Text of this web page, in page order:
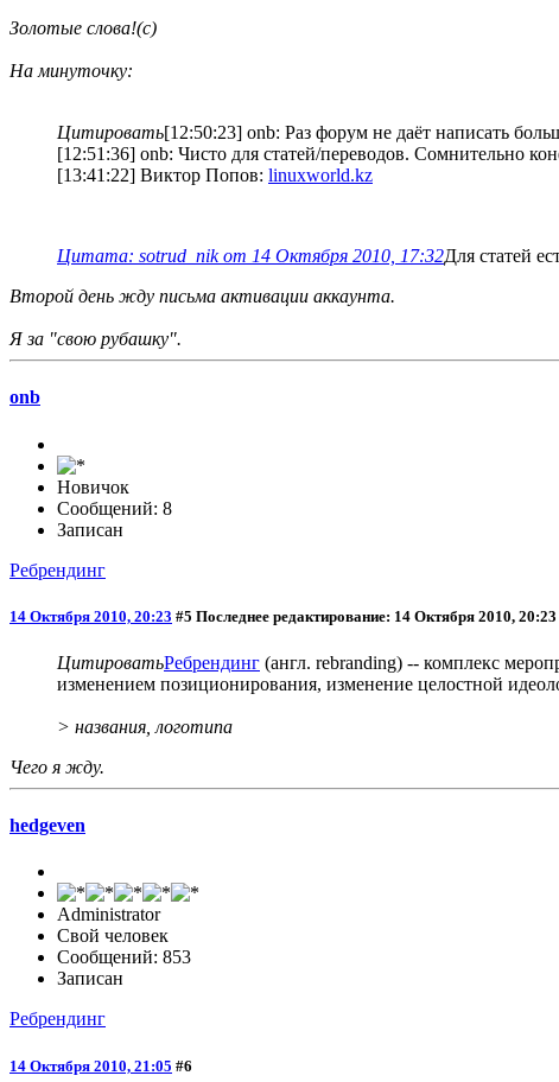
Золотые слова!(с)
На минуточку:
Цитировать[12:50:23] onb: Раз форум не даёт написать
[12:51:36] onb: Чисто для статей/переводов. Сомнительно
[13:41:22] Виктор Попов: linuxworld.kz
Цитата: sotrud_nik от 14 Октября 2010, 17:32Для статей
Второй день жду письма активации аккаунта.
Я за "свою рубашку".
onb
Новичок
Сообщений: 8
Записан
Ребрендинг
14 Октября 2010, 20:23 #5 Последнее редактирование: 14 Октября 2010, 20:23
ЦитироватьРебрендинг (англ. rebranding) -- комплекс
изменением позиционирования, изменение целостной
> названия, логотипа
Чего я жду.
hedgeven
Administrator
Свой человек
Сообщений: 853
Записан
Ребрендинг
14 Октября 2010, 21:05 #6